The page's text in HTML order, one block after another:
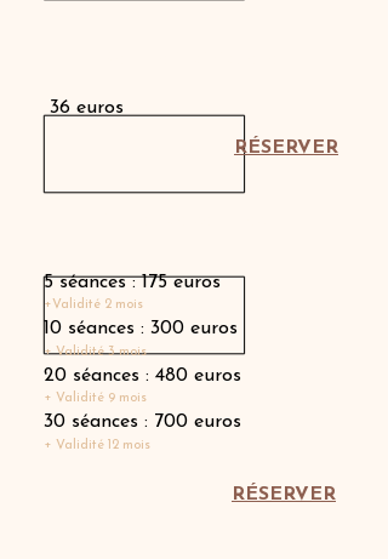
36 euros
RÉSERVER
5 séances : 175 euros
+Validité 2 mois
10 séances : 300 euros
+ Validité 3 mois
20 séances : 480 euros
+ Validité 9 mois
30 séances : 700 euros
+ Validité 12 mois
RÉSERVER